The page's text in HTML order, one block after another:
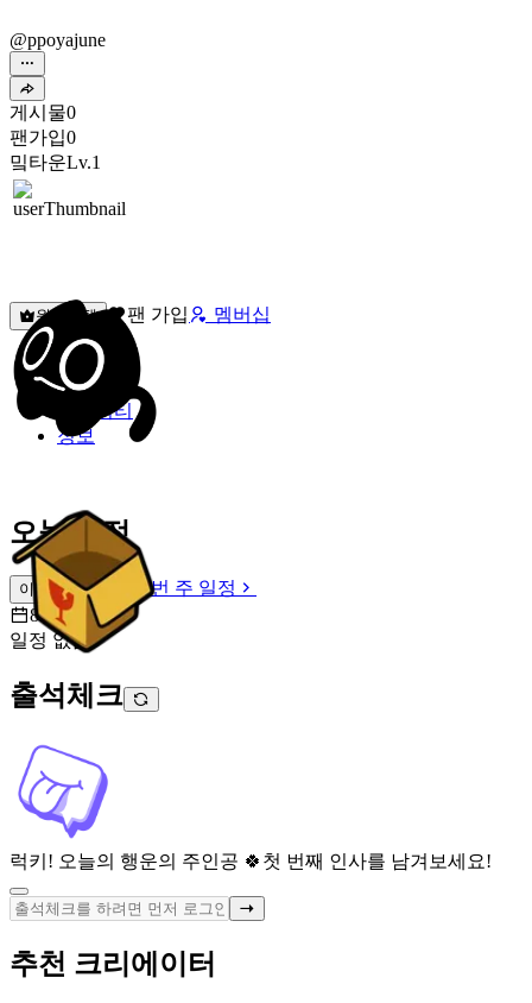
@ppoyajune
게시물0
팬가입0
밐타운Lv.1
원픽선택 팬 가입 멤버십
밐타운
피드
커뮤니티
정보
오늘 일정
이번 주 일정
이번 주 일정
8월 8일 [토]
일정 없음
출석체크
럭키! 오늘의 행운의 주인공 🍀 첫 번째 인사를 남겨보세요!
추천 크리에이터